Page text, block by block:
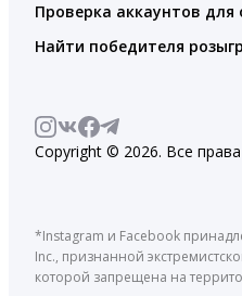
Проверка аккаунтов для
Найти победителя
Copyright © 2026. Все
*Instagram и Facebook
Inc., признанной
которой запрещена на